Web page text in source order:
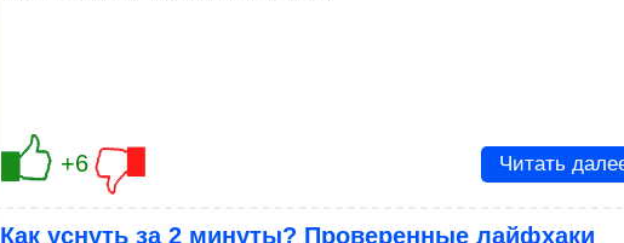
+6 Читать
Как уснуть за 2 минуты? Проверенные лайфхаки